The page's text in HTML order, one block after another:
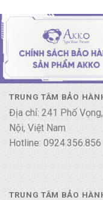
TRUNG TÂM BẢO
Địa chỉ: 241 Phố
Nội, Việt Nam
Hotline: 0924.356.856
TRUNG TÂM BẢO